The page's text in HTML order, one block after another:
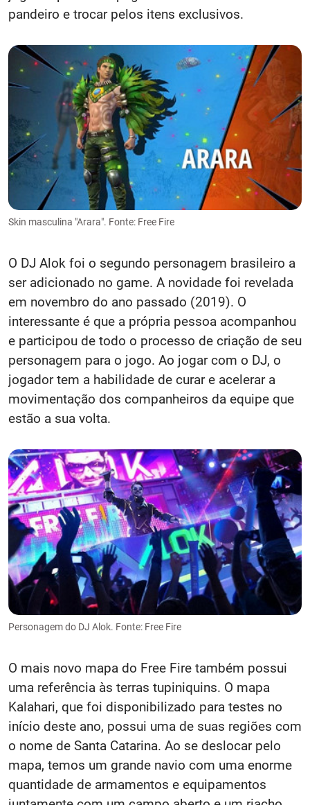
pandeiro e trocar pelos itens exclusivos.
Skin masculina "Arara". Fonte: Free Fire
O DJ Alok foi o segundo personagem brasileiro a
ser adicionado no game. A novidade foi revelada
em novembro do ano passado (2019). O
interessante é que a própria pessoa acompanhou
e participou de todo o processo de criação de seu
personagem para o jogo. Ao jogar com o DJ, o
jogador tem a habilidade de curar e acelerar a
movimentação dos companheiros da equipe que
estão a sua volta.
Personagem do DJ Alok. Fonte: Free Fire
O mais novo mapa do Free Fire também possui
uma referência às terras tupiniquins. O mapa
Kalahari, que foi disponibilizado para testes no
início deste ano, possui uma de suas regiões com
o nome de Santa Catarina. Ao se deslocar pelo
mapa, temos um grande navio com uma enorme
quantidade de armamentos e equipamentos